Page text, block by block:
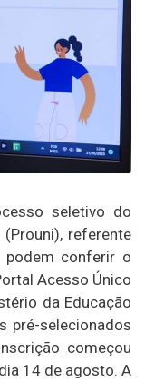
seletivo do
referente
conferir o
Acesso Único
da Educação
pré-selecionados
começou
14 de agosto. A